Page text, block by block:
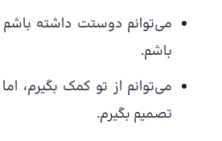
می‌توانم دوستت داشته
باشم.
می‌توانم از تو کمک بگیرم،
تصمیم بگیرم.